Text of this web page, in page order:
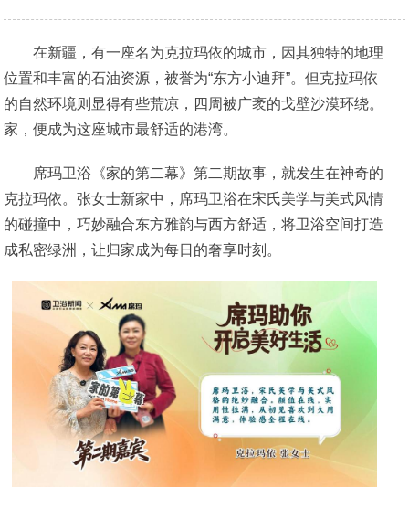
在新疆，有一座名为克拉玛依的城市，因其独特的地理
位置和丰富的石油资源，被誉为“东方小迪拜”。但克拉玛依
的自然环境则显得有些荒凉，四周被广袤的戈壁沙漠环绕。
家，便成为这座城市最舒适的港湾。
席玛卫浴《家的第二幕》第二期故事，就发生在神奇的
克拉玛依。张女士新家中，席玛卫浴在宋氏美学与美式风情
的碰撞中，巧妙融合东方雅韵与西方舒适，将卫浴空间打造
成私密绿洲，让归家成为每日的奢享时刻。